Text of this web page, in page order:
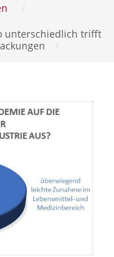
unterschiedlich trifft